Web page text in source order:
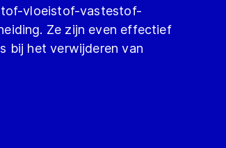
vloeistof-vastestof-
Ze zijn even effectief
bij het verwijderen van